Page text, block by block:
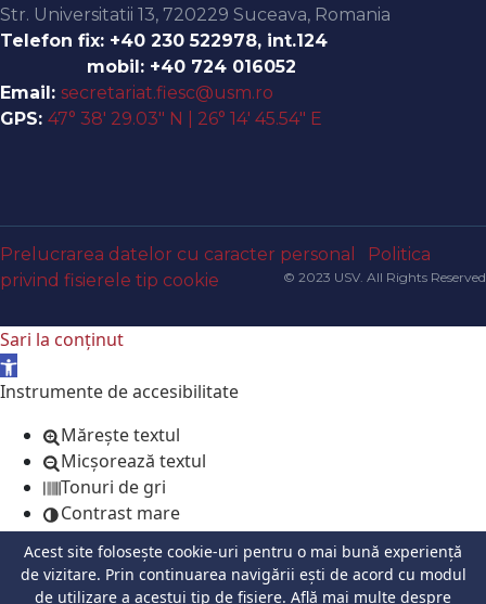
Str. Universitatii 13, 720229 Suceava, Romania
Telefon fix: +40 230 522978, int.124
mobil: +40 724 016052
Email: secretariat.fiesc@usm.ro
GPS: 47° 38′ 29.03″ N | 26° 14′ 45.54″ E
Prelucrarea datelor cu caracter personal
Politica
privind fisierele tip cookie
© 2023 USV. All Rights Reserved
Sari la conținut
Deschide bara de unelte
Instrumente de accesibilitate
Mărește textul
Micșorează textul
Tonuri de gri
Contrast mare
Contrast negativ
Fundal luminos
Legături subliniate
Acest site folosește cookie-uri pentru o mai bună experiență
de vizitare. Prin continuarea navigării ești de acord cu modul
de utilizare a acestui tip de fișiere. Află mai multe despre